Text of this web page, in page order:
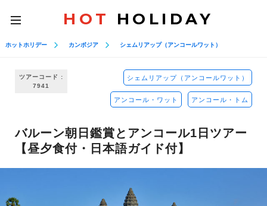
toggle
navigation
HOT HOLIDAY
ホットホリデー カンボジア シェムリアップ（アンコールワット）
ツアーコード :
7941
シェムリアップ（アンコールワット）
アンコール・ワット アンコール・トム
バルーン朝日鑑賞とアンコール1日ツアー
【昼夕食付・日本語ガイド付】